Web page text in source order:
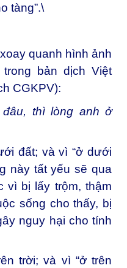
tàng”.\
quanh hình ảnh
trong bản dịch Việt
CGKPV):
thì lòng anh ở
đất; và vì “ở dưới
này tất yếu sẽ qua
vì bị lấy trộm, thậm
sống cho thấy, bị
nguy hại cho tính
trời; và vì “ở trên